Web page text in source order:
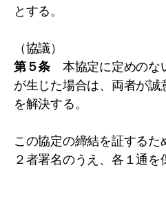
とする。
（協議）
第５条 本協定に定めのな
が生じた場合は、両者が
を解決する。
この協定の締結を証するた
２者署名のうえ、各１通を